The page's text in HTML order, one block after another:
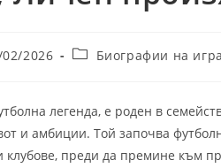
2026
PostБиографии на
легенда, е роден в
и амбиции. Той започва
клубове, преди да премине към